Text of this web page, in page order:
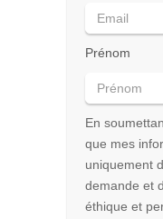
Prénom
En
que mes
uniquement
demande et
éthique et